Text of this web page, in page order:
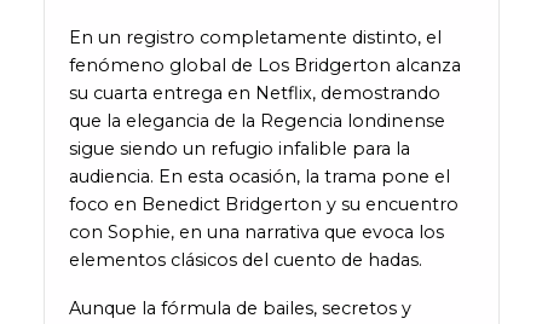
En un registro completamente distinto, el
fenómeno global de Los Bridgerton alcanza
su cuarta entrega en Netflix, demostrando
que la elegancia de la Regencia londinense
sigue siendo un refugio infalible para la
audiencia. En esta ocasión, la trama pone el
foco en Benedict Bridgerton y su encuentro
con Sophie, en una narrativa que evoca los
elementos clásicos del cuento de hadas.
Aunque la fórmula de bailes, secretos y